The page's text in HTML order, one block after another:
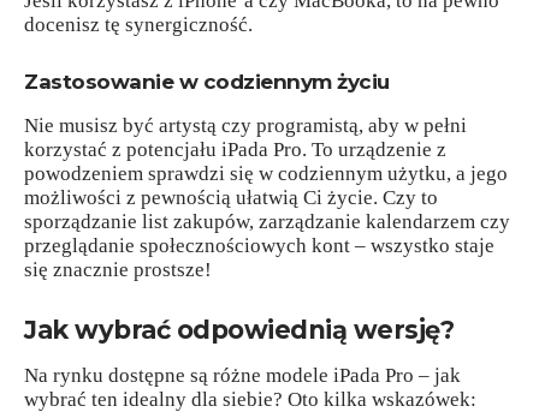
docenisz tę synergiczność.
Zastosowanie w codziennym życiu
Nie musisz być artystą czy programistą, aby w pełni
korzystać z potencjału iPada Pro. To urządzenie z
powodzeniem sprawdzi się w codziennym użytku, a jego
możliwości z pewnością ułatwią Ci życie. Czy to
sporządzanie list zakupów, zarządzanie kalendarzem czy
przeglądanie społecznościowych kont – wszystko staje
się znacznie prostsze!
Jak wybrać odpowiednią wersję?
Na rynku dostępne są różne modele iPada Pro – jak
wybrać ten idealny dla siebie? Oto kilka wskazówek: